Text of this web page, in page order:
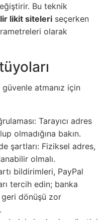
Bu teknik
likit siteleri seçerken
olarak
güvenle atmanız için
Tarayıcı adres
olmadığına bakın.
şartları: Fiziksel adres,
olmalı.
bildirimleri, PayPal
tercih edin; banka
geri dönüşü zor